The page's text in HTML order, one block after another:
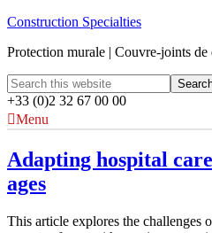
Construction Specialties
Protection murale | Couvre-joints
+33 (0)2 32 67 00 00
Menu
Adapting hospital
ages
This article explores the challenges